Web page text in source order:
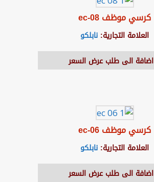
كرسي موظف ec-08
العلامة التجارية: نابلكو
اضافة الى طلب عرض السعر
كرسي موظف ec-06
العلامة التجارية: نابلكو
اضافة الى طلب عرض السعر